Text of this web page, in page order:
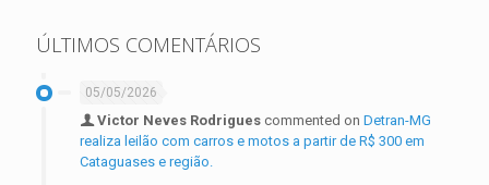
ÚLTIMOS COMENTÁRIOS
05/05/2026
Victor Neves Rodrigues commented on Detran-MG
realiza leilão com carros e motos a partir de R$ 300 em
Cataguases e região.